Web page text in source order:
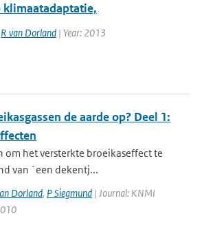
klimaatadaptatie,
R van Dorland | Year: 2013
de aarde op? Deel 1:
om het versterkte broeikaseffect te
van `een dekentj...
Dorland, P Siegmund | Journal: KNMI